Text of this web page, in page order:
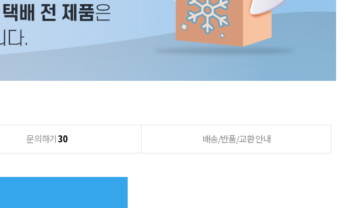
문의하기30 배송/반품/교환 안내